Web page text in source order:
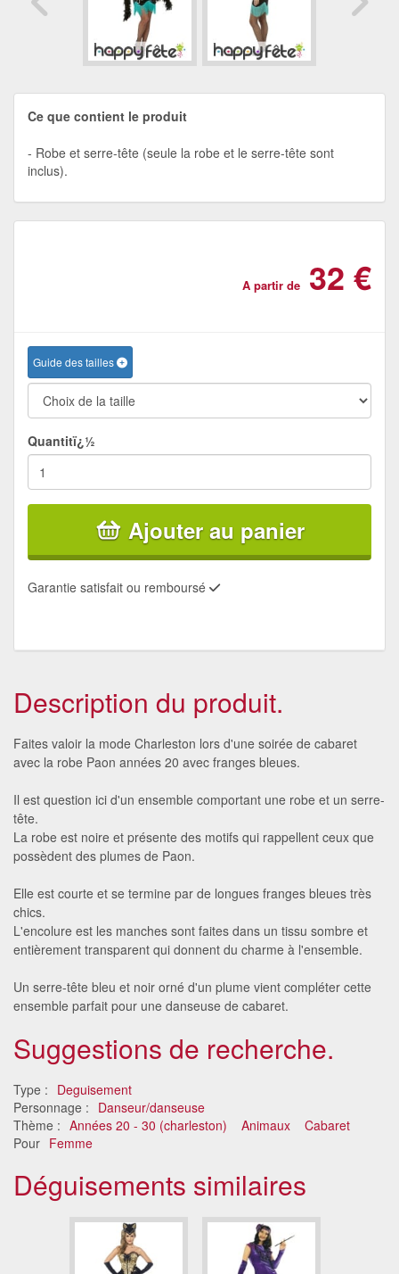
Ce que contient le produit
Robe et serre-tête (seule la robe et le serre-tête sont
inclus).
A partir de 32 €
Guide des tailles
Quantitï¿½
Ajouter au panier
Garantie satisfait ou remboursé
Description du produit.
Faites valoir la mode Charleston lors d'une soirée de cabaret
avec la robe Paon années 20 avec franges bleues.
Il est question ici d'un ensemble comportant une robe et un serre-
tête.
La robe est noire et présente des motifs qui rappellent ceux que
possèdent des plumes de Paon.
Elle est courte et se termine par de longues franges bleues très
chics.
L'encolure est les manches sont faites dans un tissu sombre et
entièrement transparent qui donnent du charme à l'ensemble.
Un serre-tête bleu et noir orné d'un plume vient compléter cette
ensemble parfait pour une danseuse de cabaret.
Suggestions de recherche.
Type : Deguisement
Personnage : Danseur/danseuse
Thème : Années 20 - 30 (charleston) Animaux
Cabaret
Pour Femme
Déguisements similaires